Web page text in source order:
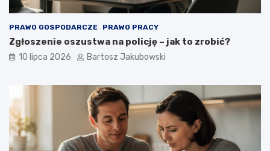
PRAWO GOSPODARCZE PRAWO PRACY
Zgłoszenie oszustwa na policję – jak to zrobić?
10 lipca 2026 Bartosz Jakubowski